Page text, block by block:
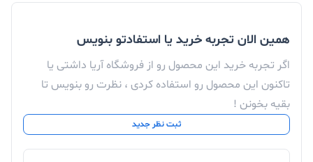
همین الان تجربه خرید یا استفادتو بنویس
اگر تجربه خرید این محصول رو از فروشگاه آریا داشتی یا
تاکنون این محصول رو استفاده کردی ، نظرت رو بنویس تا
بقیه بخونن !
ثبت نظر جدید